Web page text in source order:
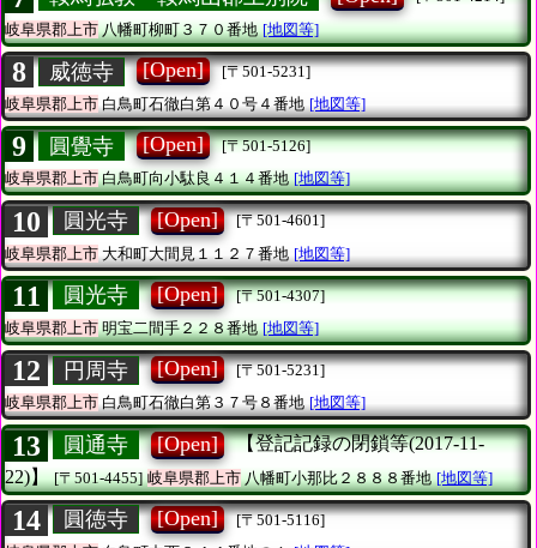
岐阜県郡上市八幡町柳町３７０番地 [地図等]
8 威徳寺 [Open]
[〒501-5231]
岐阜県郡上市白鳥町石徹白第４０号４番地 [地図等]
9 圓覺寺 [Open]
[〒501-5126]
岐阜県郡上市白鳥町向小駄良４１４番地 [地図等]
10 圓光寺 [Open]
[〒501-4601]
岐阜県郡上市 大和町大間見１１２７番地 [地図等]
11 圓光寺 [Open]
[〒501-4307]
岐阜県郡上市明宝二間手２２８番地 [地図等]
12 円周寺 [Open]
[〒501-5231]
岐阜県郡上市白鳥町石徹白第３７号８番地 [地図等]
13 圓通寺 [Open]
【登記記録の閉鎖等(2017-11-
22)】 [〒501-4455] 岐阜県郡上市八幡町小那比２８８８番地 [地図等]
14 圓徳寺 [Open]
[〒501-5116]